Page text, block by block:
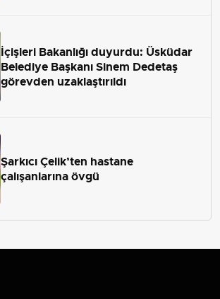
İçişleri Bakanlığı duyurdu: Üsküdar
Belediye Başkanı Sinem Dedetaş
görevden uzaklaştırıldı
Şarkıcı Çelik’ten hastane
çalışanlarına övgü